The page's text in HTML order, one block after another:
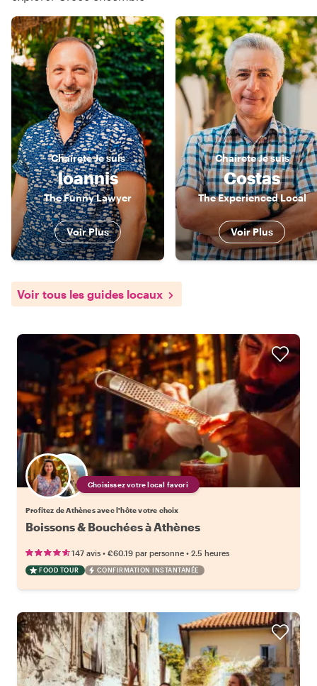
ChaíreteJe suis
Ioannis
The Funny Lawyer
Voir Plus
ChaíreteJe suis
Costas
The Experienced Local
Voir Plus
Voir tous les guides locaux
Choisissez votre local favori
Profitez de Athènes avec l'hôte votre choix
Boissons & Bouchées à Athènes
147 avis • €60.19 par personne • 2.5 heures
FOOD TOUR CONFIRMATION INSTANTANÉE